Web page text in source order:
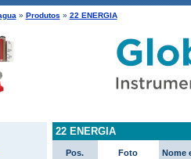
» Produtos » 22 ENERGIA
22 ENERGIA
Pos. Foto Nome